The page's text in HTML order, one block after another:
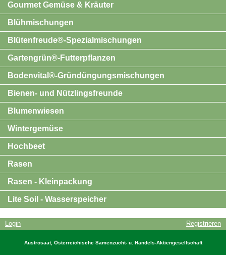
Gourmet Gemüse & Kräuter
Blühmischungen
Blütenfreude®-Spezialmischungen
Gartengrün®-Futterpflanzen
Bodenvital®-Gründüngungsmischungen
Bienen- und Nützlingsfreunde
Blumenwiesen
Wintergemüse
Hochbeet
Rasen
Rasen - Kleinpackung
Lite Soil - Wasserspeicher
Login Registrieren
Austrosaat, Österreichische Samenzucht- u. Handels-Aktiengesellschaft